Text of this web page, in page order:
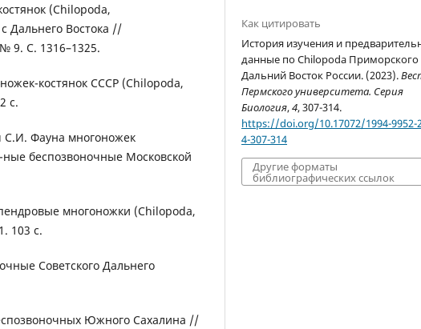
(Chilopoda,
Дальнего Востока //
9. С. 1316–1325.
костянок СССР (Chilopoda,
с.
С.И. Фауна многоножек
беспозвоночные Московской
многоножки (Chilopoda,
103 с.
Советского Дальнего
Южного Сахалина //
Как цитировать
История изучения и
данные по Chilopoda Приморского
Дальний Восток России. (2023).
Пермского университета. Серия
Биология,4, 307-314.
https://doi.org/10.17072/1994-9952-
4-307-314
Другие форматы
библиографических ссылок